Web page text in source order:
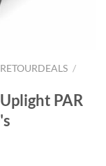
/
PAR